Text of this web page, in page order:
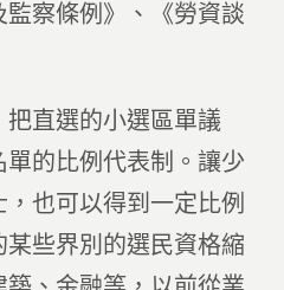
察條例》、《勞資談
直選的小選區單議
的比例代表制。讓少
也可以得到一定比例
些界別的選民資格縮